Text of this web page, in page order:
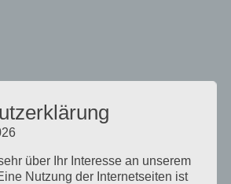
über Ihr Interesse an unserem
Nutzung der Internetseiten ist